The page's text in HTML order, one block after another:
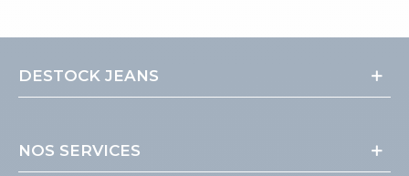
DESTOCK JEANS
NOS SERVICES